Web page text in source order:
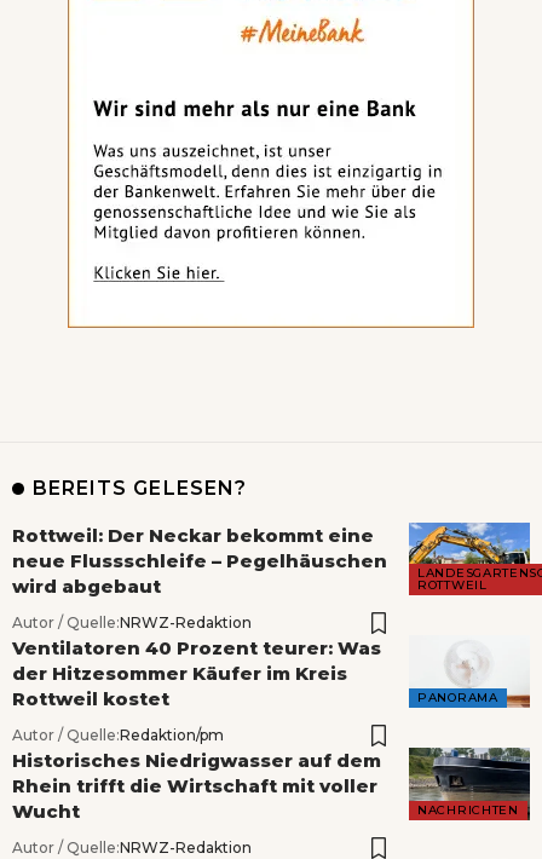
BEREITS GELESEN?
ROTTWEIL
Rottweil: Der Neckar bekommt eine
neue Flussschleife – Pegelhäuschen
wird abgebaut
Autor / Quelle:NRWZ-Redaktion
PANORAMA
Ventilatoren 40 Prozent teurer: Was
der Hitzesommer Käufer im Kreis
Rottweil kostet
Autor / Quelle:Redaktion/pm
NACHRICHTEN
Historisches Niedrigwasser auf dem
Rhein trifft die Wirtschaft mit voller
Wucht
Autor / Quelle:NRWZ-Redaktion